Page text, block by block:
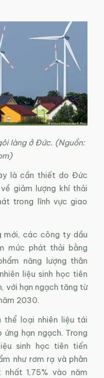
làng ở Đức. (Nguồn:
là cần thiết do Đức
giảm lượng khí thải
trong lĩnh vực giao
mới, các công ty dầu
mức phát thải bằng
năng lượng thân
liệu sinh học tiên
với hạn ngạch tăng từ
2030.
thể loại nhiên liệu tái
hạn ngạch. Trong
sinh học tiên tiến
như rơm rạ và phân
1,75% vào năm